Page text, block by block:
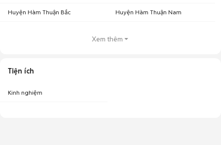
Huyện Hàm Thuận Bắc Huyện Hàm Thuận Nam
Xem thêm
Tiện ích
Kinh nghiệm